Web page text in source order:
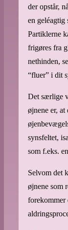
der opstår,
en geléagtig
Partiklerne
frigøres fra
nethinden,
“fluer” i dit
Det særlige
øjnene er,
synsfeltet,
som f.eks.
Selvom det
øjnene som
forekommer